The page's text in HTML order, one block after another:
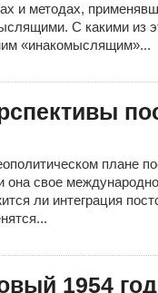
и методах,
С какими из
«инакомыслящим»...
плане
она свое
ли интеграция
1954 год